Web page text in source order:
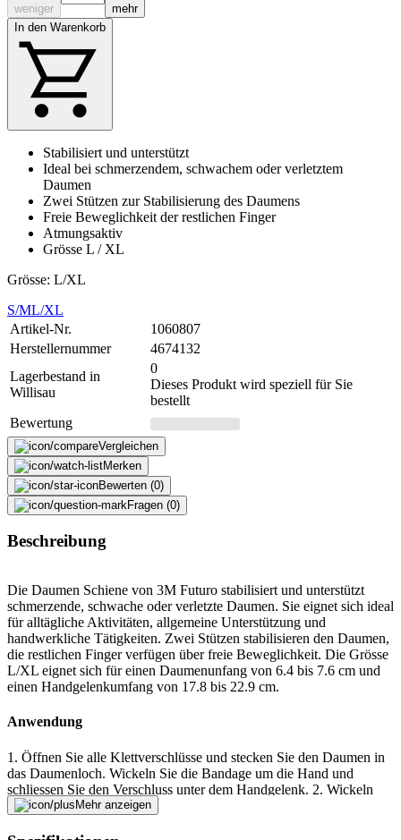
weniger
mehr
In den Warenkorb
Stabilisiert und unterstützt
Ideal bei schmerzendem, schwachem oder verletztem
Daumen
Zwei Stützen zur Stabilisierung des Daumens
Freie Beweglichkeit der restlichen Finger
Atmungsaktiv
Grösse L / XL
Grösse: L/XL
S/ML/XL
Artikel-Nr.
1060807
Herstellernummer
4674132
Lagerbestand in
Willisau
0
Dieses Produkt wird speziell für Sie
bestellt
Bewertung
Vergleichen
Merken
Bewerten (0)
Fragen (0)
Beschreibung
Die Daumen Schiene von 3M Futuro stabilisiert und unterstützt
schmerzende, schwache oder verletzte Daumen. Sie eignet sich ideal
für alltägliche Aktivitäten, allgemeine Unterstützung und
handwerkliche Tätigkeiten. Zwei Stützen stabilisieren den Daumen,
die restlichen Finger verfügen über freie Beweglichkeit. Die Grösse
L/XL eignet sich für einen Daumenunfang von 6.4 bis 7.6 cm und
einen Handgelenkumfang von 17.8 bis 22.9 cm.
Anwendung
1. Öffnen Sie alle Klettverschlüsse und stecken Sie den Daumen in
das Daumenloch. Wickeln Sie die Bandage um die Hand und
schliessen Sie den Verschluss unter dem Handgelenk. 2. Wickeln
Sie das lange Band um das Handgelenk und sichern Sie es. Passen
Mehr anzeigen